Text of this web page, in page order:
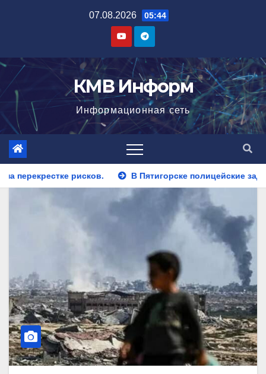
07.08.2026 05:44
КМВ Информ
Информационная сеть
В Пятигорске полицейские задержали закладчика,